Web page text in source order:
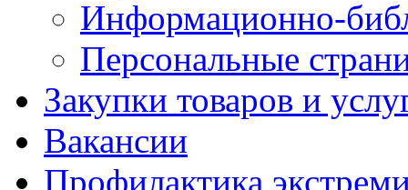
Информационно-
Персональные
Закупки товаров и
Вакансии
Профилактика